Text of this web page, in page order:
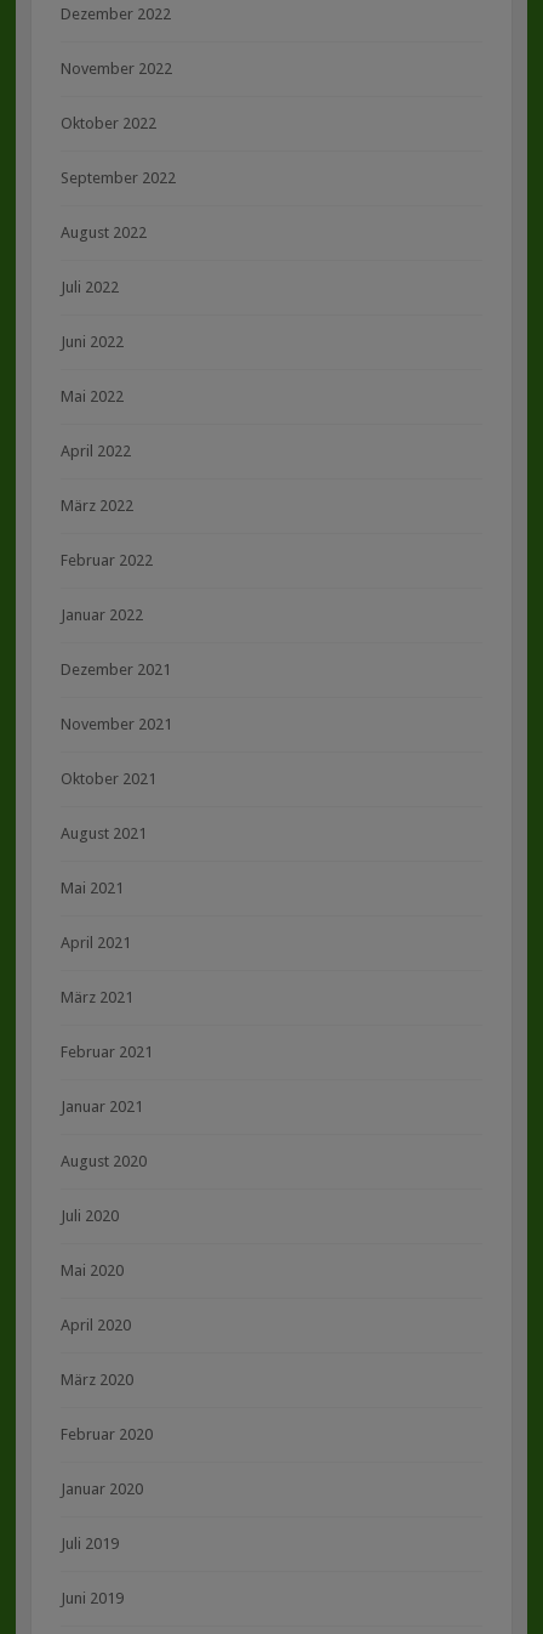
Dezember 2022
November 2022
Oktober 2022
September 2022
August 2022
Juli 2022
Juni 2022
Mai 2022
April 2022
März 2022
Februar 2022
Januar 2022
Dezember 2021
November 2021
Oktober 2021
August 2021
Mai 2021
April 2021
März 2021
Februar 2021
Januar 2021
August 2020
Juli 2020
Mai 2020
April 2020
März 2020
Februar 2020
Januar 2020
Juli 2019
Juni 2019